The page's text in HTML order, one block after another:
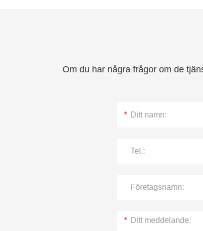
Om du har några frågor om de